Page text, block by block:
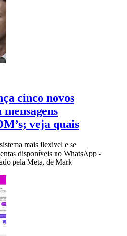
cinco novos
veja quais
mais flexível e se
disponíveis no WhatsApp -
pela Meta, de Mark